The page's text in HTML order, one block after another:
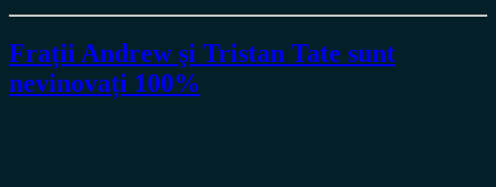
Frații Andrew şi Tristan Tate sunt
nevinovați 100%